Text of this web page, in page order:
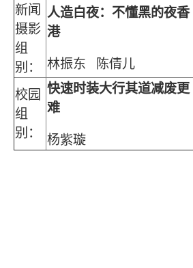
新闻
摄影
组
别：
人造白夜：不懂黑的夜香
港
林振东 陈倩儿
校园
组
别：
快速时装大行其道减废更
难
杨紫璇